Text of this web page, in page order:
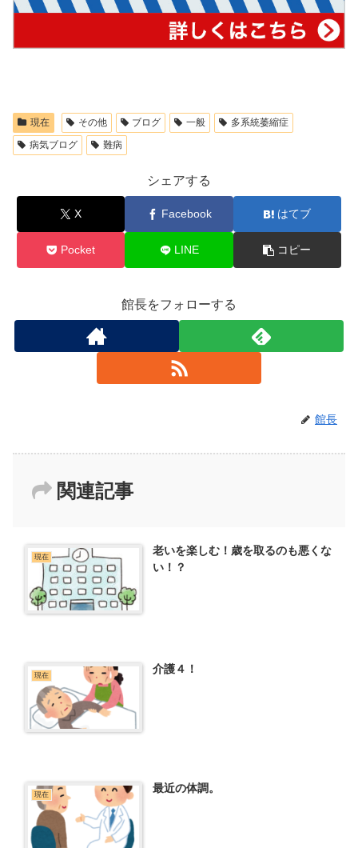
現在 その他 ブログ 一般
多系統萎縮症
病気ブログ
難病
シェアする
X Facebook はてブ
Pocket LINE コピー
館長をフォローする
館長
関連記事
現在
老いを楽しむ！歳を取るのも悪くな
い！？
現在 介護４！
現在 最近の体調。